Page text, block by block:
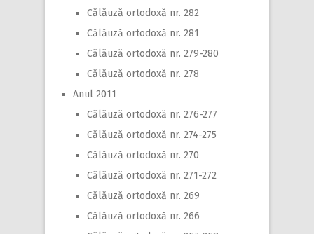
Călăuză ortodoxă nr. 282
Călăuză ortodoxă nr. 281
Călăuză ortodoxă nr. 279-280
Călăuză ortodoxă nr. 278
Anul 2011
Călăuză ortodoxă nr. 276-277
Călăuză ortodoxă nr. 274-275
Călăuză ortodoxă nr. 270
Călăuză ortodoxă nr. 271-272
Călăuză ortodoxă nr. 269
Călăuză ortodoxă nr. 266